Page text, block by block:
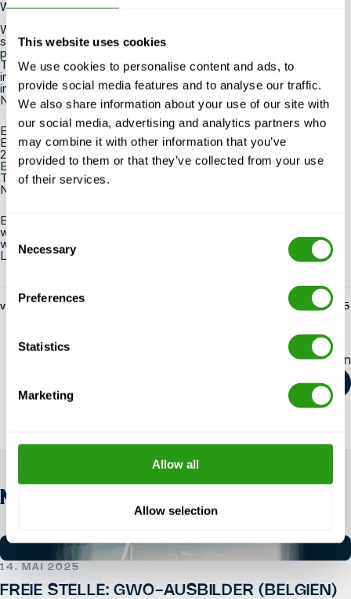
This website uses cookies
We use cookies to personalise content and ads, to
provide social media features and to analyse our traffic.
We also share information about your use of our site with
our social media, advertising and analytics partners who
may combine it with other information that you’ve
provided to them or that they’ve collected from your use
of their services.
Consent
Selection
Necessary
Preferences
Statistics
Marketing
Allow all
Allow selection
Was können Sie von uns erwarten?
Wir erwarten viel, bieten aber noch mehr. Ihre Arbeit ist
spannend, abwechslungsreich und Ihr Arbeitsumfeld ist
professionell und angenehm. Außerdem sind wir ein kleines
Team, was bedeutet, dass die Wege kurz sind. So wissen Sie
immer, woran Sie sind. Wir sind ein junges, wachsendes und
internationales Unternehmen mit noch größeren Ambitionen.
Neben einer familiären Arbeitsatmosphäre bieten wir auch:
Ein Gehalt, das Ihrem Wissen und Ihrer Erfahrung entspricht.
Ein Firmenlaptop und -telefon
25 Urlaubstage
Ein Team von netten und engagierten Kollegen
Täglich ein leckeres Mittagessen
Nette Teamausflüge
Erkennen Sie sich in unserem Profil eines Office Managers
wieder und wollen Sie die Herausforderung annehmen, dann
warten Sie nicht länger und senden Sie Ihre Motivation und Ihren
Lebenslauf an
von fs-admin 14. Mai 2025
Diesen Artikel teilen
NEWS
14. MAI 2025
FREIE STELLE: GWO-AUSBILDER (BELGIEN)